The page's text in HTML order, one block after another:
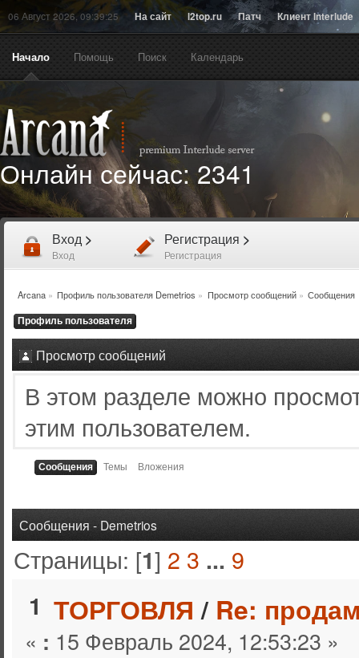
06 Август 2026, 09:39:25 На сайт l2top.ru Патч Клиент Interlude
Начало Помощь Поиск Календарь
Онлайн сейчас:2341
Вход >
Вход
Регистрация >
Регистрация
Arcana» Профиль пользователя Demetrios » Просмотр сообщений» Сообщения
Профиль пользователя
Просмотр сообщений
В этом разделе можно
этим пользователем.
Сообщения Темы Вложения
Сообщения - Demetrios
Страницы: [1] 2 3 ... 9
1 ТОРГОВЛЯ / Re:
« : 15 Февраль 2024, 12:53:23 »